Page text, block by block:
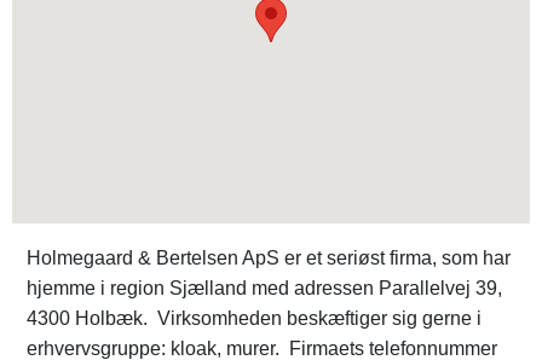
Holmegaard & Bertelsen ApS er et seriøst firma, som har
hjemme i region Sjælland med adressen Parallelvej 39,
4300 Holbæk. Virksomheden beskæftiger sig gerne i
erhvervsgruppe: kloak, murer. Firmaets telefonnummer